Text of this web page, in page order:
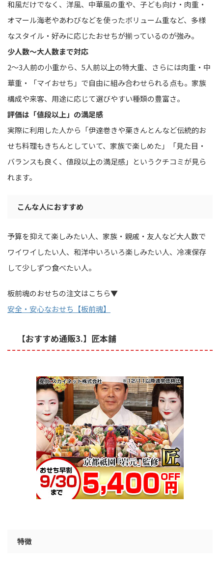
和風だけでなく、洋風、中華風の重や、子ども向け・肉重・
オマール海老やあわびなどを使ったボリューム重など、多様
なスタイル・好みに応じたおせちが揃っているのが強み。
少人数〜大人数まで対応
2〜3人前の小重から、5人前以上の特大重、さらには肉重・中
華重・「マイおせち」で自由に組み合わせられる点も。家族
構成や来客、用途に応じて選びやすい種類の豊富さ。
評価は「値段以上」の満足感
実際に利用した人から「伊達巻きや栗きんとんなど伝統的お
せち料理もきちんとしていて、家族で楽しめた」「見た目・
バランスも良く、値段以上の満足感」というクチコミが見ら
れます。
こんな人におすすめ
予算を抑えて楽しみたい人、家族・親戚・友人など大人数で
ワイワイしたい人、和洋中いろいろ楽しみたい人、冷凍保存
して少しずつ食べたい人。
板前魂のおせちの注文はこちら▼
安全・安心なおせち【板前魂】
【おすすめ通販3.】匠本舗
特徴